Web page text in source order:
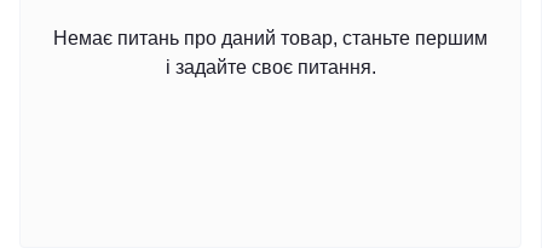
Немає питань про даний товар, станьте першим
і задайте своє питання.